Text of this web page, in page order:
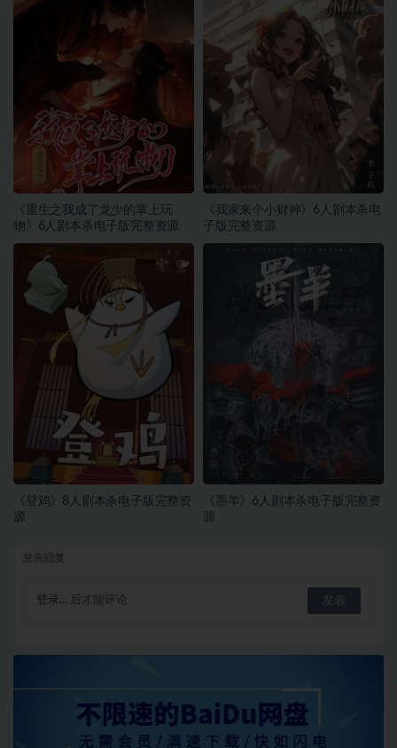
《重生之我成了龙少的掌上玩
物》6人剧本杀电子版完整资源
《我家来个小财神》6人剧本杀电
子版完整资源
《登鸡》8人剧本杀电子版完整资
源
《墨羊》6人剧本杀电子版完整资
源
登录... 后才能评论